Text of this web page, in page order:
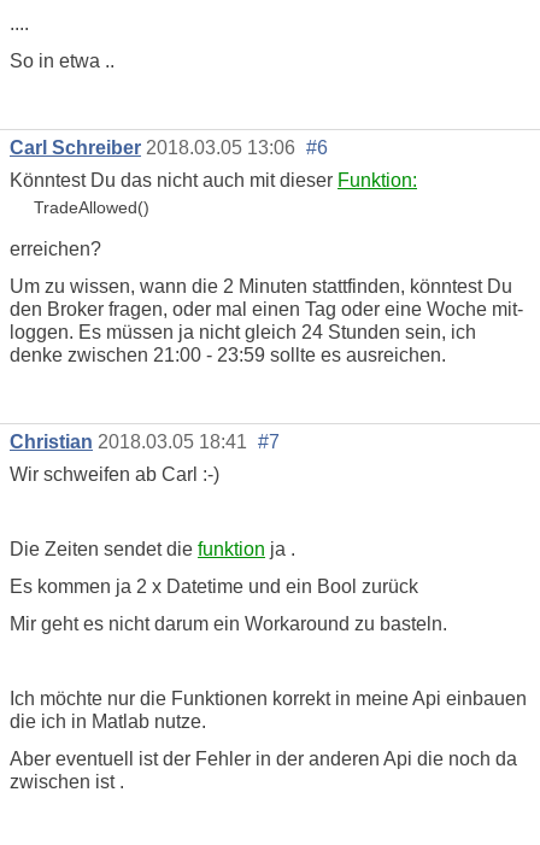
....
So in etwa ..
Carl Schreiber 2018.03.05 13:06 #6
Könntest Du das nicht auch mit dieser Funktion:
TradeAllowed()
erreichen?
Um zu wissen, wann die 2 Minuten stattfinden, könntest Du
den Broker fragen, oder mal einen Tag oder eine Woche mit-
loggen. Es müssen ja nicht gleich 24 Stunden sein, ich
denke zwischen 21:00 - 23:59 sollte es ausreichen.
Christian 2018.03.05 18:41 #7
Wir schweifen ab Carl :-)
Die Zeiten sendet die funktion ja .
Es kommen ja 2 x Datetime und ein Bool zurück
Mir geht es nicht darum ein Workaround zu basteln.
Ich möchte nur die Funktionen korrekt in meine Api einbauen
die ich in Matlab nutze.
Aber eventuell ist der Fehler in der anderen Api die noch da
zwischen ist .